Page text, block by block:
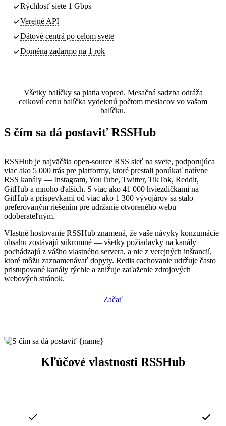
Rýchlosť siete 1 Gbps
Verejné API
Dátové centrá po celom svete
Doména zadarmo na 1 rok
Všetky balíčky sa platia vopred. Mesačná sadzba odráža
celkovú cenu balíčka vydelenú počtom mesiacov vo vašom
balíčku.
S čím sa dá postaviť RSSHub
RSSHub je najväčšia open-source RSS sieť na svete, podporujúca
viac ako 5 000 trás pre platformy, ktoré prestali ponúkať natívne
RSS kanály — Instagram, YouTube, Twitter, TikTok, Reddit,
GitHub a mnoho ďalších. S viac ako 41 000 hviezdičkami na
GitHub a príspevkami od viac ako 1 300 vývojárov sa stalo
preferovaným riešením pre udržanie otvoreného webu
odoberateľným.
Vlastné hostovanie RSSHub znamená, že vaše návyky konzumácie
obsahu zostávajú súkromné — všetky požiadavky na kanály
pochádzajú z vášho vlastného servera, a nie z verejných inštancií,
ktoré môžu zaznamenávať dopyty. Redis cachovanie udržuje často
pristupované kanály rýchle a znižuje zaťaženie zdrojových
webových stránok.
Začať
Kľúčové vlastnosti RSSHub